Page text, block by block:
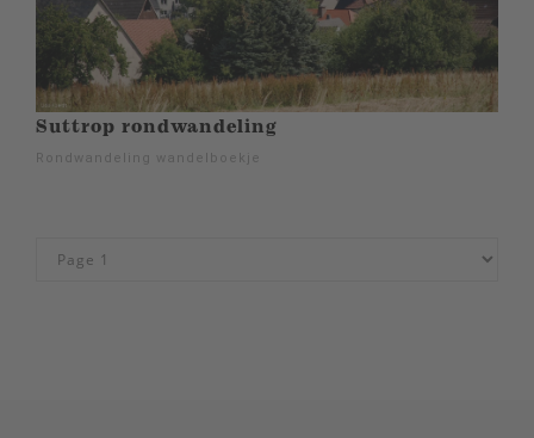
Suttrop rondwandeling
Rondwandeling wandelboekje